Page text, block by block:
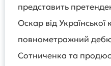
представить
Оскар від Української
повнометражний
Сотниченка та